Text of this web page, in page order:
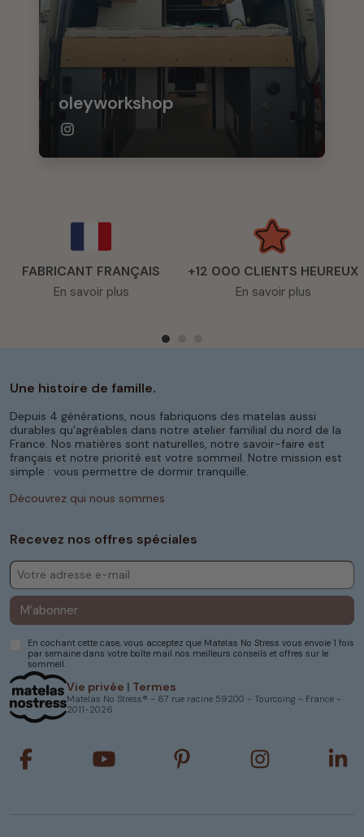
oleyworkshop
FABRICANT FRANÇAIS
En savoir plus
+12 000 CLIENTS HEUREUX
En savoir plus
Vie privée | Termes
Matelas No Stress® - 67 rue racine 59200 - Tourcoing - France -
2011-2026
Une histoire de famille.
Depuis 4 générations, nous fabriquons des matelas aussi
durables qu’agréables dans notre atelier familial du nord de la
France. Nos matières sont naturelles, notre savoir-faire est
français et notre priorité est votre sommeil. Notre mission est
simple : vous permettre de dormir tranquille.
Découvrez qui nous sommes
Recevez nos offres spéciales
M’abonner
En cochant cette case, vous acceptez que Matelas No Stress vous envoie 1 fois
par semaine dans votre boîte mail nos meilleurs conseils et offres sur le
sommeil.